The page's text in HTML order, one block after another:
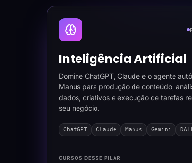
Inteligência Artificial
Domine ChatGPT, Claude e o agente
Manus para produção de conteúdo,
dados, criativos e execução de tarefas
seu negócio.
ChatGPT Claude Manus Gemini
CURSOS DESSE PILAR